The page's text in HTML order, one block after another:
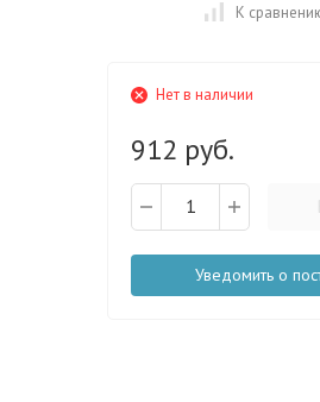
К
Нет в наличии
912 руб.
Уведомить о